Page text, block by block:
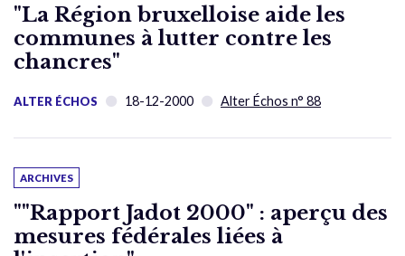
"La Région bruxelloise aide les
communes à lutter contre les
chancres"
ALTER ÉCHOS 18-12-2000 Alter Échos n° 88
ARCHIVES
""Rapport Jadot 2000" : aperçu des
mesures fédérales liées à